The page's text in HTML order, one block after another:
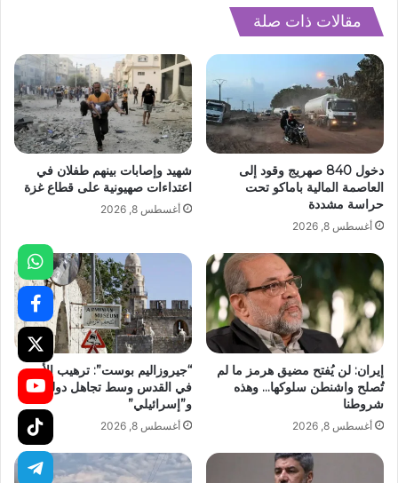
مقالات ذات صلة
دخول 840 صهريج وقود إلى
العاصمة المالية باماكو تحت
حراسة مشددة
أغسطس 8, 2026
شهيد وإصابات بينهم طفلان في
اعتداءات صهيونية على قطاع غزة
أغسطس 8, 2026
إيران: لن يُفتح مضيق هرمز ما لم
تُصلح واشنطن سلوكها… وهذه
شروطنا
أغسطس 8, 2026
“جيروزاليم بوست”: ترهيب الأرمن
في القدس وسط تجاهل دولي
و”إسرائيلي”
أغسطس 8, 2026